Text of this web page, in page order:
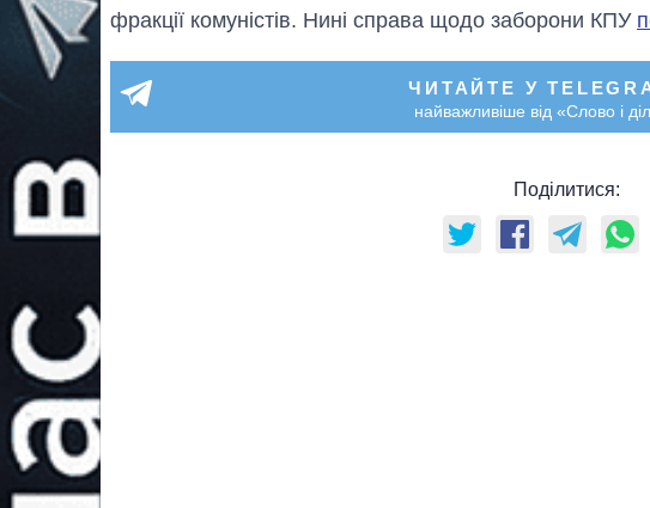
фракції комуністів. Нині справа щодо заборони КПУ
ЧИТАЙТЕ У
найважливіше від «Слово і
Поділитися: